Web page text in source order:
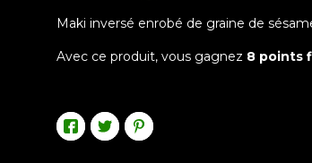
Maki inversé enrobé de graine de
Avec ce produit, vous gagnez 8 points